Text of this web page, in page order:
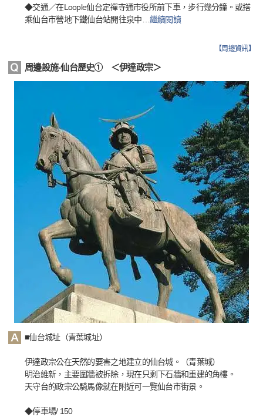
◆交通／在Loople仙台定禪寺通市役所前下車，步行幾分鐘。或搭
乘仙台市營地下鐵仙台站開往泉中…繼續閱讀
【周邊資訊】
周邊設施-仙台歷史① ＜伊達政宗＞
■仙台城址（青葉城址）
伊達政宗公在天然的要害之地建立的仙台城。（青葉城）
明治維新，主要圍牆被拆除，現在只剩下石牆和重建的角樓。
天守台的政宗公騎馬像就在附近可一覽仙台市街景。
◆停車場/ 150